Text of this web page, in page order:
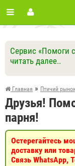
Сервис «Помоги
читать далее..
Ответить
Главная » Птичий
Друзья!
парня!
Остерегайтесь
доставку или
Связь WhatsApp,